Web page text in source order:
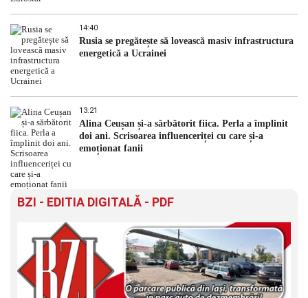
14:40
Rusia se pregătește să lovească masiv infrastructura
energetică a Ucrainei
13:21
Alina Ceușan și-a sărbătorit fiica. Perla a împlinit
doi ani. Scrisoarea influenceriței cu care și-a
emoționat fanii
BZI - EDITIA DIGITALĂ - PDF